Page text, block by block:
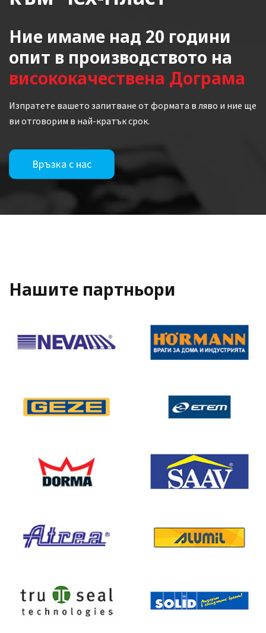
Ние имаме над 20 години
опит в производството на
висококачествена Дограма
Изпратете вашето запитване от формата в ляво и ние ще
ви отговорим в най-кратък срок.
Връзка с нас
Нашите партньори